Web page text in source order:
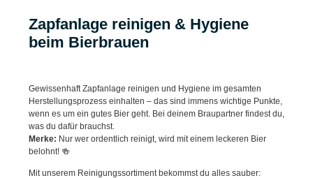
Zapfanlage reinigen & Hygiene
beim Bierbrauen
Gewissenhaft Zapfanlage reinigen und Hygiene im gesamten
Herstellungsprozess einhalten – das sind immens wichtige Punkte,
wenn es um ein gutes Bier geht. Bei deinem Braupartner findest du,
was du dafür brauchst.
Merke: Nur wer ordentlich reinigt, wird mit einem leckeren Bier
belohnt! 🍻
Mit unserem Reinigungssortiment bekommst du alles sauber: